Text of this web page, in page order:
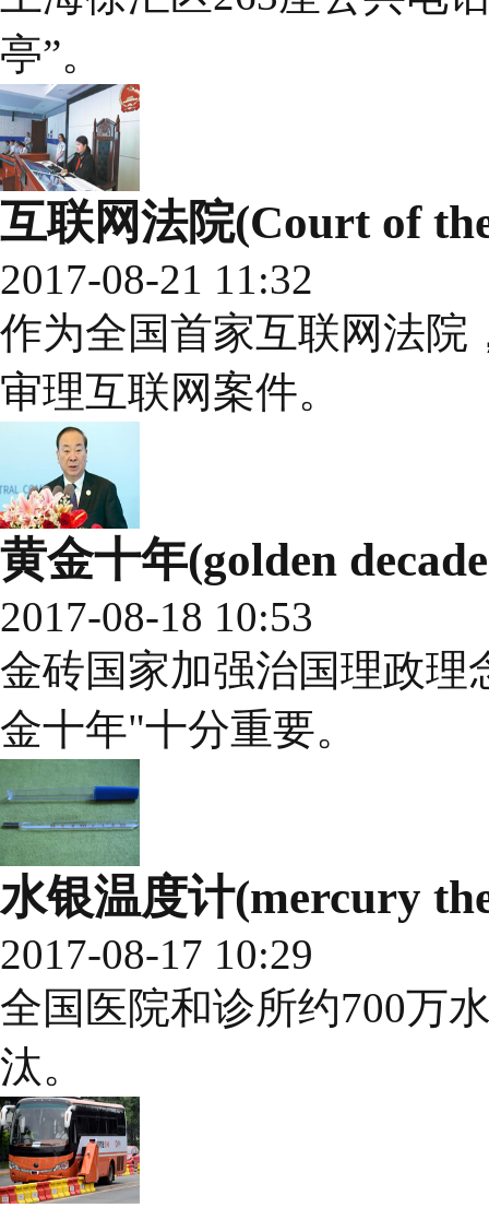
亭”。
互联网法院(Court of
2017-08-21 11:32
作为全国首家互联网法院
审理互联网案件。
黄金十年(golden
2017-08-18 10:53
金砖国家加强治国理政
金十年"十分重要。
水银温度计(mercury
2017-08-17 10:29
全国医院和诊所约700万
汰。